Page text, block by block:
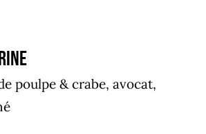
poulpe & crabe, avocat,